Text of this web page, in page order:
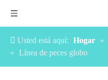
Usted está aquí: Hogar »
» Línea de peces globo